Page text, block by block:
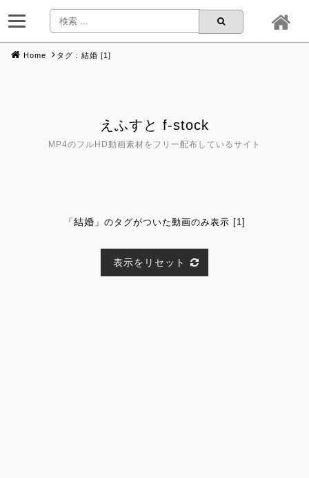
Home タグ : 結婚 [1]
えふすと f-stock
MP4のフルHD動画素材をフリー配布しているサイト
「 結婚 」のタグがついた動画のみ表示 [1]
表示をリセット